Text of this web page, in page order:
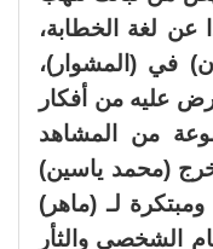
لغة الخطابة،
في (المشوار)،
عليه من أفكار
من المشاهد
(محمد ياسين)
لـ (ماهر)
الشخصي والثأر